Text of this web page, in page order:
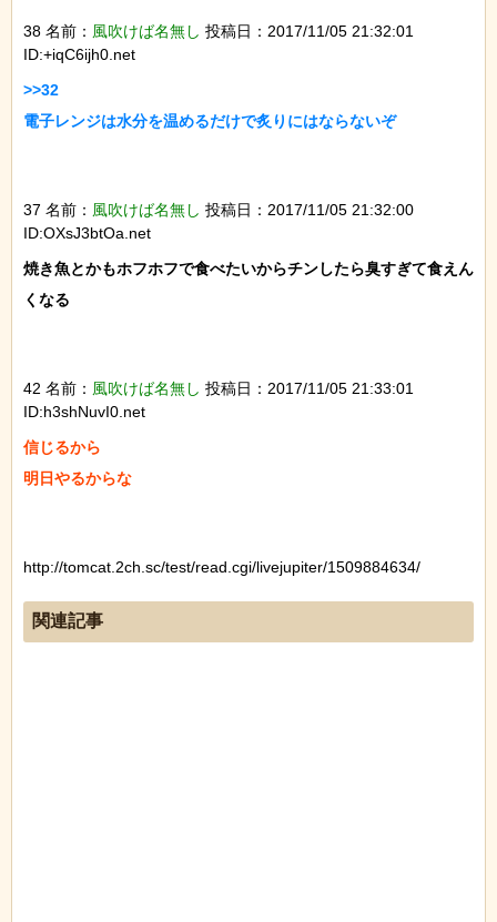
38 名前： 風吹けば名無し 投稿日：2017/11/05 21:32:01
ID:+iqC6ijh0.net
>>32
電子レンジは水分を温めるだけで炙りにはならないぞ
37 名前： 風吹けば名無し 投稿日：2017/11/05 21:32:00
ID:OXsJ3btOa.net
焼き魚とかもホフホフで食べたいからチンしたら臭すぎて食えん
くなる
42 名前： 風吹けば名無し 投稿日：2017/11/05 21:33:01
ID:h3shNuvI0.net
信じるから
明日やるからな
http://tomcat.2ch.sc/test/read.cgi/livejupiter/1509884634/
関連記事